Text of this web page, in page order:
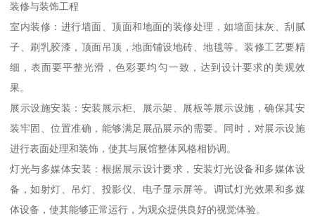
装修与装饰工程
室内装修：进行墙面、顶面和地面的装修处理，如墙面抹灰、刮腻
子、刷乳胶漆，顶面吊顶，地面铺设地砖、地毯等。装修工艺要精
细，表面要平整光滑，色彩要均匀一致，达到设计要求的美观效
果。
展示设施安装：安装展示柜、展示架、展板等展示设施，确保其安
装牢固、位置准确，能够满足展品展示的需要。同时，对展示设施
进行表面处理和装饰，使其与展馆整体风格相协调。
灯光与多媒体安装：根据展示设计要求，安装灯光设备和多媒体设
备，如射灯、吊灯、投影仪、电子显示屏等。调试灯光效果和多媒
体设备，使其能够正常运行，为观众提供良好的视觉体验。